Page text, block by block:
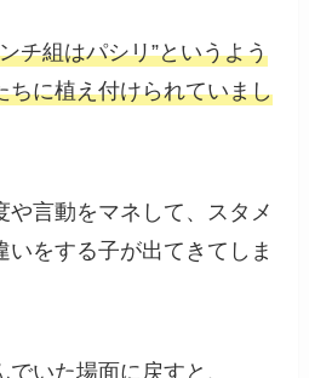
チ組はパシリ”というよう
ちに植え付けられていまし
や言動をマネして、スタメ
いをする子が出てきてしま
いた場面に戻すと、